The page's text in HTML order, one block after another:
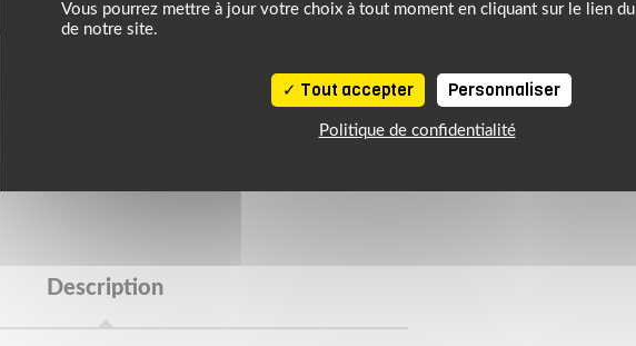
Description
Vous pourrez mettre à jour votre choix à tout moment en cliquant sur le lien
de notre site.
Tout accepter Personnaliser
Politique de confidentialité